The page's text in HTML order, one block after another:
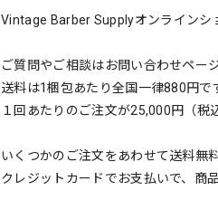
Vintage Barber Supplyオンラインシ
ご質問やご相談はお問い合わせペー
送料は1梱包あたり全国一律880円で
１回あたりのご注文が25,000円（税
いくつかのご注文をあわせて送料無
クレジットカードでお支払いで、商